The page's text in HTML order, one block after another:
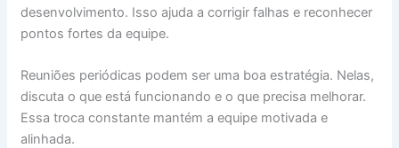
desenvolvimento. Isso ajuda a corrigir falhas e reconhecer
pontos fortes da equipe.
Reuniões periódicas podem ser uma boa estratégia. Nelas,
discuta o que está funcionando e o que precisa melhorar.
Essa troca constante mantém a equipe motivada e
alinhada.